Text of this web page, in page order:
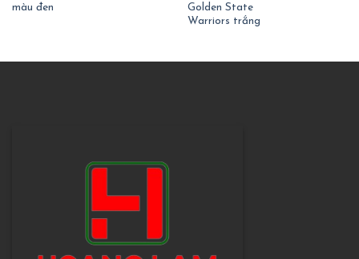
màu đen
Golden State
Warriors trắng